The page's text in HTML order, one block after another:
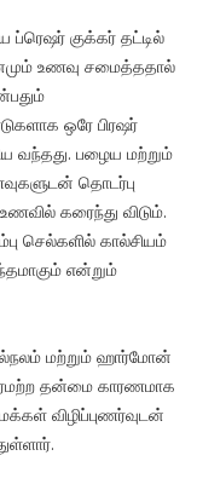
குக்கர் தட்டில்
உணவு சமைத்ததால்
ஒரே பிரஷர்
வந்தது. பழைய மற்றும்
தொடர்பு
கரைந்து விடும்.
செல்களில் கால்சியம்
என்றும்
மற்றும் ஹார்மோன்
தன்மை காரணமாக
விழிப்புணர்வுடன்